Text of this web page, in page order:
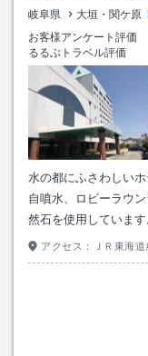
岐阜県 大垣・関ケ原
お客様アンケート評価
るるぶトラベル評価
水の都にふさわしい
自噴水、ロビーラウ
然石を使用しています
アクセス： ＪＲ東海